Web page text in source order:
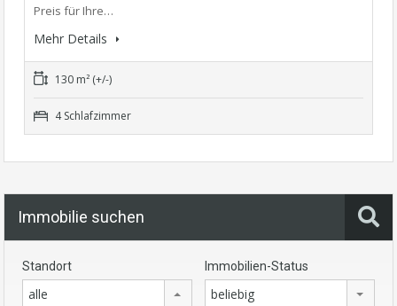
Preis für Ihre…
Mehr Details
130 m² (+/-)
4 Schlafzimmer
Immobilie suchen
Standort
alle
Immobilien-Status
beliebig